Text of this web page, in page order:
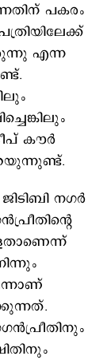
പകരം
എന്ന
കൗര്‍
നഗർ